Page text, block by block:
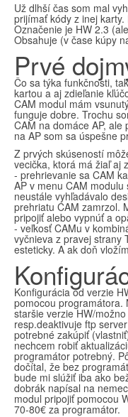
Už dlhší čas som mal
prijímať kódy z inej
Označenie je HW 2.3
Obsahuje (v čase kúpy
Prvé
Čo sa týka funkčnosti,
kartou a aj zdieľanie
CAM modul mám
funguje dobre. Trochu
CAM na domáce AP,
na AP som sa úspešne
Z prvých skúseností
vecička, ktorá má žiaľ aj
- prehrievanie sa CAM
AP v menu CAM
neustále vyhľadávalo
prehriatu CAM zamrzol.
pripojiť alebo vypnúť a
- veľkosť CAMu v
vyčnieva z pravej strany
esteticky. A ak doň
Konfigurácia od verzie
pomocou programátora.
staršie verzie HW/
resp.deaktivuje ftp
potrebné zakúpiť
nechcem robiť
programátor potrebný.
dočítal, že bez
bude mi slúžiť iba ako
dobrák napísal na
modul pripojiť pomocou
70-80€ za programátor.